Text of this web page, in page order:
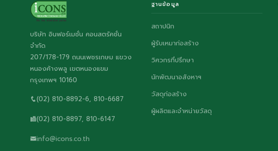
บริษัท อินฟอร์เมชั่น คอนสตรัคชั่น
จำกัด
207/178-179 ถนนเพชรเกษม แขวง
หนองค้างพลู เขตหนองแขม
กรุงเทพฯ 10160
(02) 810-8892-6, 810-6687
(02) 810-8897, 810-6147
info@icons.co.th
ฐานข้อมูล
สถาปนิก
ผู้รับเหมาก่อสร้าง
วิศวกรที่ปรึกษา
นักพัฒนาอสังหาฯ
วัสดุก่อสร้าง
ผู้ผลิตและจำหน่ายวัสดุ